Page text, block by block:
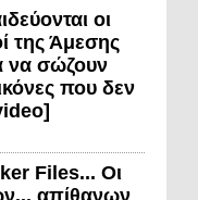
οι
της Άμεσης
να σώζουν
που δεν
Files... Οι